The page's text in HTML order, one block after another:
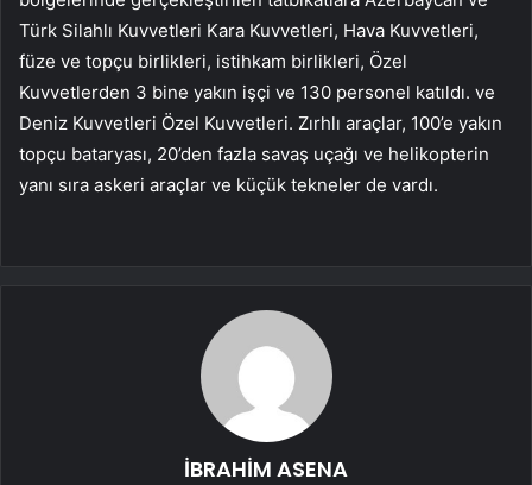
Türk Silahlı Kuvvetleri Kara Kuvvetleri, Hava Kuvvetleri,
füze ve topçu birlikleri, istihkam birlikleri, Özel
Kuvvetlerden 3 bine yakın işçi ve 130 personel katıldı. ve
Deniz Kuvvetleri Özel Kuvvetleri. Zırhlı araçlar, 100’e yakın
topçu bataryası, 20’den fazla savaş uçağı ve helikopterin
yanı sıra askeri araçlar ve küçük tekneler de vardı.
İBRAHİM ASENA